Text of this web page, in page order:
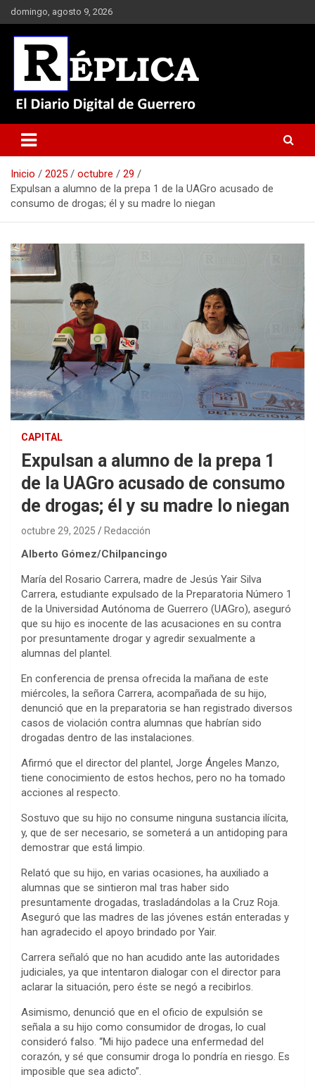
Saltar
al
contenido
domingo, agosto 9, 2026
Réplica
Inicio 2025 octubre
29
Expulsan a alumno de la prepa 1 de la UAGro acusado de
consumo de drogas; él y su madre lo niegan
CAPITAL
Expulsan a alumno de la prepa 1
de la UAGro acusado de consumo
de drogas; él y su madre lo niegan
octubre 29, 2025 Redacción
Alberto Gómez/Chilpancingo
María del Rosario Carrera, madre de Jesús Yair Silva
Carrera, estudiante expulsado de la Preparatoria Número 1
de la Universidad Autónoma de Guerrero (UAGro), aseguró
que su hijo es inocente de las acusaciones en su contra
por presuntamente drogar y agredir sexualmente a
alumnas del plantel.
En conferencia de prensa ofrecida la mañana de este
miércoles, la señora Carrera, acompañada de su hijo,
denunció que en la preparatoria se han registrado diversos
casos de violación contra alumnas que habrían sido
drogadas dentro de las instalaciones.
Afirmó que el director del plantel, Jorge Ángeles Manzo,
tiene conocimiento de estos hechos, pero no ha tomado
acciones al respecto.
Sostuvo que su hijo no consume ninguna sustancia ilícita,
y, que de ser necesario, se someterá a un antidoping para
demostrar que está limpio.
Relató que su hijo, en varias ocasiones, ha auxiliado a
alumnas que se sintieron mal tras haber sido
presuntamente drogadas, trasladándolas a la Cruz Roja.
Aseguró que las madres de las jóvenes están enteradas y
han agradecido el apoyo brindado por Yair.
Carrera señaló que no han acudido ante las autoridades
judiciales, ya que intentaron dialogar con el director para
aclarar la situación, pero éste se negó a recibirlos.
Asimismo, denunció que en el oficio de expulsión se
señala a su hijo como consumidor de drogas, lo cual
consideró falso. “Mi hijo padece una enfermedad del
corazón, y sé que consumir droga lo pondría en riesgo. Es
imposible que sea adicto”.